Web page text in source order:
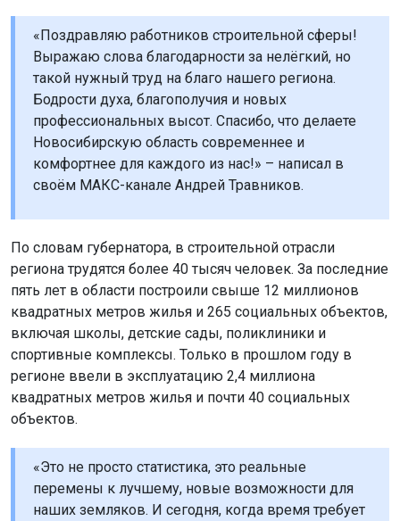
«Поздравляю работников строительной сферы!
Выражаю слова благодарности за нелёгкий, но
такой нужный труд на благо нашего региона.
Бодрости духа, благополучия и новых
профессиональных высот. Спасибо, что делаете
Новосибирскую область современнее и
комфортнее для каждого из нас!» – написал в
своём МАКС-канале Андрей Травников.
По словам губернатора, в строительной отрасли
региона трудятся более 40 тысяч человек. За последние
пять лет в области построили свыше 12 миллионов
квадратных метров жилья и 265 социальных объектов,
включая школы, детские сады, поликлиники и
спортивные комплексы. Только в прошлом году в
регионе ввели в эксплуатацию 2,4 миллиона
квадратных метров жилья и почти 40 социальных
объектов.
«Это не просто статистика, это реальные
перемены к лучшему, новые возможности для
наших земляков. И сегодня, когда время требует